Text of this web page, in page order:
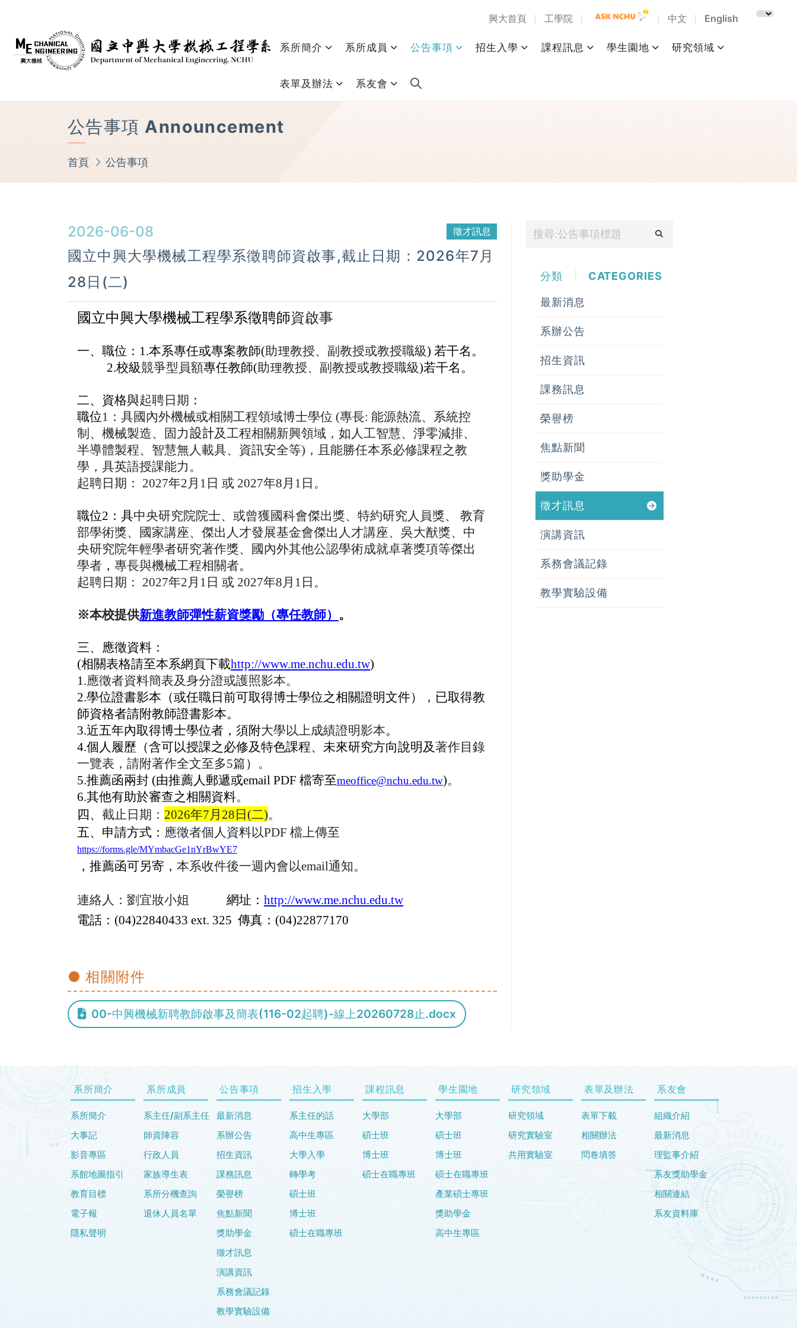
興大首頁 工學院 中文 English
系所簡介 系所成員 公告事項 招生入學 課程訊息 學生園地 研究領域
表單及辦法 系友會
公告事項 Announcement
首頁 公告事項
2026-06-08 徵才訊息
國立中興大學機械工程學系徵聘師資啟事,截止日期：2026年7月
28日(二)
國立中興大學機械工程學系徵聘師資啟事
一、職位：1.本系專任或專案教師(助理教授、副教授或教授職級) 若干名。
2.校級競爭型員額專任教師(助理教授、副教授或教授職級)若干名 。
二、資格與起聘日期 ：
職位1 ：具國內外機械或相關工程領域博士學位 (專長: 能源熱流、系統控
制、機械製造、固力設計及工程相關新興領域，如人工智慧、淨零減排、
半導體製程、智慧無人載具、資訊安全等)，且能勝任本系必修課程之教
學，具英語授課能力。
起聘日期：
2027年2月1日 或 2027年8月1日。
職位2：具中央研究院院士、或曾獲國科會傑出獎、特約研究人員獎、 教育
部學術獎、國家講座、傑出人才發展基金會傑出人才講座、吳大猷獎、中
央研究院年輕學者研究著作獎、國內外其他公認學術成就卓著獎項等傑出
學者 ， 專長與機械工程相關者。
起聘日期：
2027年2月1日 或 2027年8月1日。
※本校提供新進教師彈性薪資獎勵 （專任教師） 。
三、應徵資料：
(相關表格請至本系網頁下載http://www.me.nchu.edu.tw)
1.應徵者資料簡表及身分證或護照影本。
2.學位證書影本（或任職日前可取得博士學位之相關證明文件），已取得教
師資格者請附教師證書影本。
3.近五年內取得博士學位者，須附大學以上成績證明影本。
4.個人履歷（含可以授課之必修及特色課程、未來研究方向說明及著作目錄
一覽表，請附著作全文至多5篇） 。
5.推薦函兩封 (由推薦人郵遞或email PDF 檔寄至meoffice@nchu.edu.tw)。
6.其他有助於審查之相關資料。
四、 截止日期： 2026年7 月28 日(二)。
五、申請方式： 應徵者個人資料以PDF 檔上傳至
https://forms.gle/MYmbacGe1nYrBwYE7
，推薦函可另寄， 本系收件後一週內會以email通知。
連絡人：劉宜妝小姐 網址： http://www.me.nchu.edu.tw
電話：(04)22840433 ext. 325 傳真：(04)22877170
● 相關附件
00-中興機械新聘教師啟事及簡表(116-02起聘)-線上20260728止.docx
分類 CATEGORIES
最新消息
系辦公告
招生資訊
課務訊息
榮譽榜
焦點新聞
獎助學金
徵才訊息
演講資訊
系務會議記錄
教學實驗設備
系所簡介
系所簡介
大事記
影音專區
系館地圖指引
教育目標
電子報
隱私聲明
系所成員
系主任/副系主任
師資陣容
行政人員
家族導生表
系所分機查詢
退休人員名單
公告事項
最新消息
系辦公告
招生資訊
課務訊息
榮譽榜
焦點新聞
獎助學金
徵才訊息
演講資訊
系務會議記錄
教學實驗設備
招生入學
系主任的話
高中生專區
大學入學
轉學考
碩士班
博士班
碩士在職專班
課程訊息
大學部
碩士班
博士班
碩士在職專班
學生園地
大學部
碩士班
博士班
碩士在職專班
產業碩士專班
獎助學金
高中生專區
研究領域
研究領域
研究實驗室
共用實驗室
表單及辦法
表單下載
相關辦法
問卷填答
系友會
組織介紹
最新消息
理監事介紹
系友獎助學金
相關連結
系友資料庫